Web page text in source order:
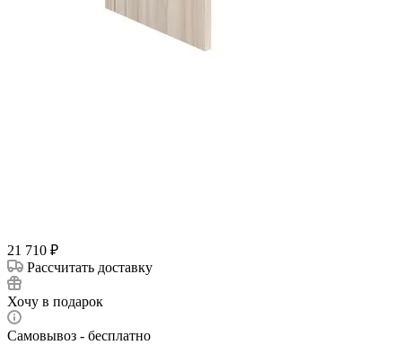
21 710 ₽
Рассчитать доставку
Хочу в подарок
Самовывоз - бесплатно